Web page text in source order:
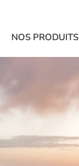
NOS PRODUITS